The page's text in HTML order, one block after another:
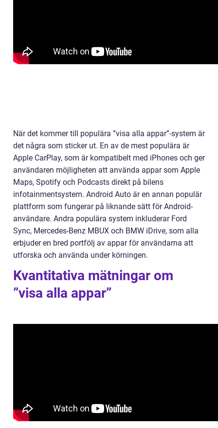
När det kommer till populära ”visa alla appar”-system är
det några som sticker ut. En av de mest populära är
Apple CarPlay, som är kompatibelt med iPhones och ger
användaren möjligheten att använda appar som Apple
Maps, Spotify och Podcasts direkt på bilens
infotainmentsystem. Android Auto är en annan populär
plattform som fungerar på liknande sätt för Android-
användare. Andra populära system inkluderar Ford
Sync, Mercedes-Benz MBUX och BMW iDrive, som alla
erbjuder en bred portfölj av appar för användarna att
utforska och använda under körningen.
Kvantitativa mätningar om
”visa alla appar”